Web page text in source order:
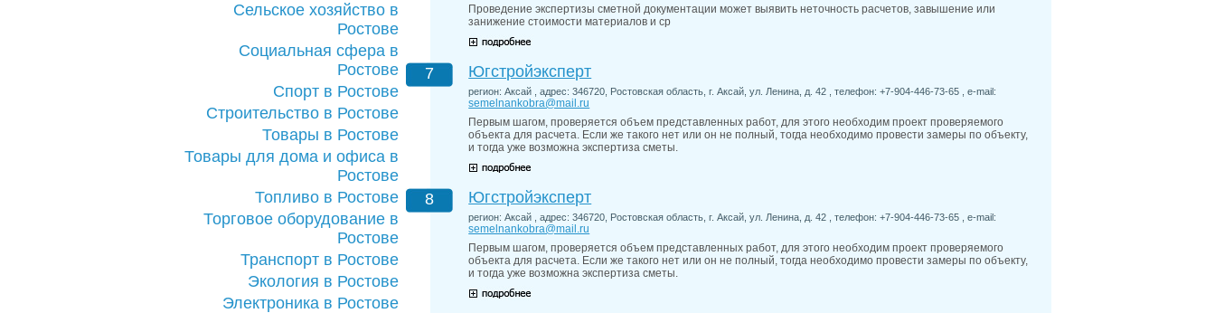
Сельское хозяйство в
Ростове
Социальная сфера в
Ростове
Спорт в Ростове
Строительство в Ростове
Товары в Ростове
Товары для дома и офиса в
Ростове
Топливо в Ростове
Торговое оборудование в
Ростове
Транспорт в Ростове
Экология в Ростове
Электроника в Ростове
Проведение экспертизы сметной документации может выявить неточность расчетов, завышение или
занижение стоимости материалов и ср
7 Югстройэксперт
регион: Аксай , адрес: 346720, Ростовская область, г. Аксай, ул. Ленина, д. 42 , телефон: +7-904-446-73-65 , e-mail:
semelnankobra@mail.ru
Первым шагом, проверяется объем представленных работ, для этого необходим проект проверяемого
объекта для расчета. Если же такого нет или он не полный, тогда необходимо провести замеры по объекту,
и тогда уже возможна экспертиза сметы.
8 Югстройэксперт
регион: Аксай , адрес: 346720, Ростовская область, г. Аксай, ул. Ленина, д. 42 , телефон: +7-904-446-73-65 , e-mail:
semelnankobra@mail.ru
Первым шагом, проверяется объем представленных работ, для этого необходим проект проверяемого
объекта для расчета. Если же такого нет или он не полный, тогда необходимо провести замеры по объекту,
и тогда уже возможна экспертиза сметы.